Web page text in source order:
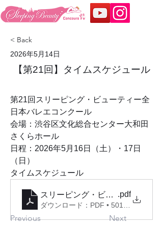
< Back
2026年5月14日
【第21回】タイムスケジュール
Previous Next
第21回スリーピング・ビューティー全
日本バレエコンクール
会場：渋谷区文化総合センター大和田
さくらホール
日程：2026年5月16日（土）・17日
（日）
タイムスケジュール
スリーピング・ビューティー全
.pdf
ダウンロード：PDF • 501KB